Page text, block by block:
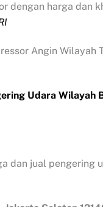
dengan harga dan
Angin Wilayah
Udara Wilayah
dan jual pengering